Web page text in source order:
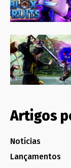
Artigos
Notícias
Lançamentos